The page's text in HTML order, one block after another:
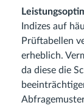
Indizes auf
Prüftabellen
erheblich.
da diese die